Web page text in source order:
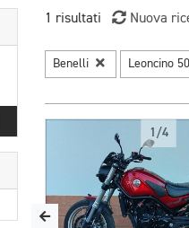
1 risultati Nuova
Benelli Leoncino
1/4